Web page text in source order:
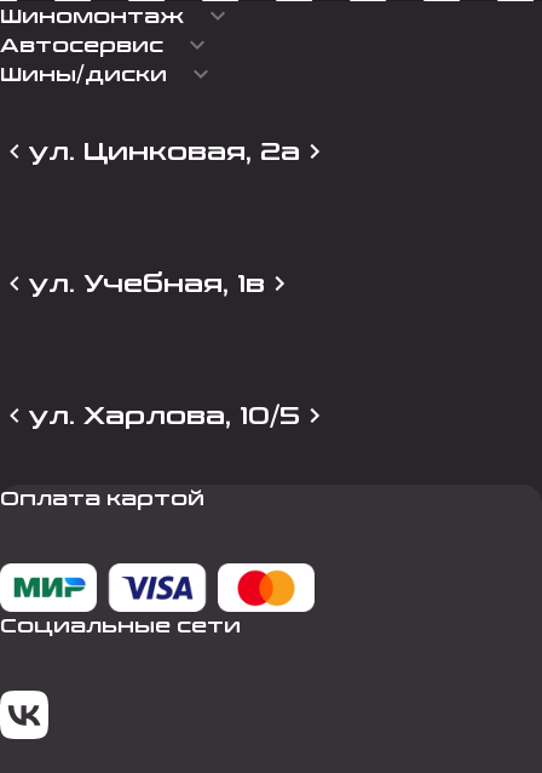
Шиномонтаж keyboard_arrow_down
Автосервис keyboard_arrow_down
Шины/диски keyboard_arrow_down
ул. Цинковая, 2а
ул. Учебная, 1в
ул. Харлова, 10/5
Оплата картой
Социальные сети